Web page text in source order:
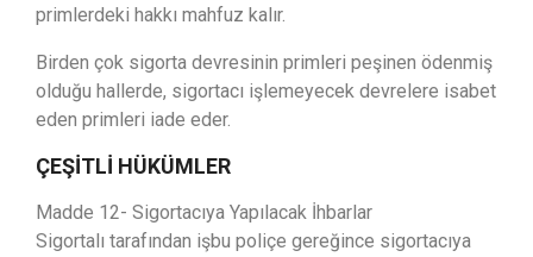
primlerdeki hakkı mahfuz kalır.
Birden çok sigorta devresinin primleri peşinen ödenmiş
olduğu hallerde, sigortacı işlemeyecek devrelere isabet
eden primleri iade eder.
ÇEŞİTLİ HÜKÜMLER
Madde 12- Sigortacıya Yapılacak İhbarlar
Sigortalı tarafından işbu poliçe gereğince sigortacıya